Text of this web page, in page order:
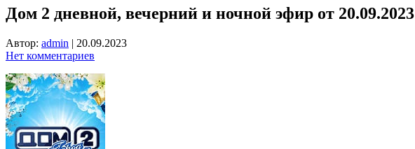
Дом 2 дневной, вечерний и ночной эфир от 20.09.2023
Автор: admin | 20.09.2023
Нет комментариев